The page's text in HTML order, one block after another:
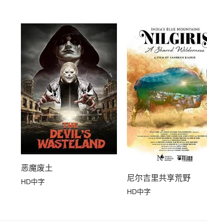
恶魔废土
HD中字 尼尔吉里共享荒野
HD中字